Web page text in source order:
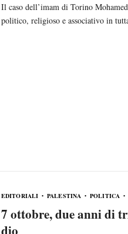
Il caso dell’imam di Torino
politico, religioso e associativo in
EDITORIALI PALESTINA POLITICA
7 ottobre, due anni di
dio